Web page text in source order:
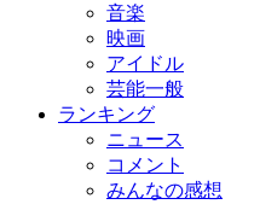
音楽
映画
アイドル
芸能一般
ランキング
ニュース
コメント
みんなの感想